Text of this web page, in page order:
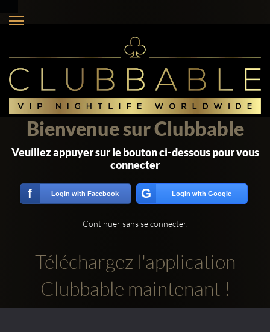
Bienvenue sur Clubbable
Veuillez appuyer sur le bouton ci-dessous pour vous
connecter
f Login with Facebook G Login with Google
Continuer sans se connecter.
Téléchargez l'application
Clubbable maintenant !